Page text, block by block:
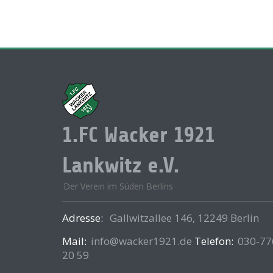
1.FC Wacker 1921
Lankwitz e.V.
Der Verein im Süden Berlins
Adresse: Gallwitzallee 146, 12249 Berlin
Mail: info@wacker1921.de Telefon: 030-
20 59